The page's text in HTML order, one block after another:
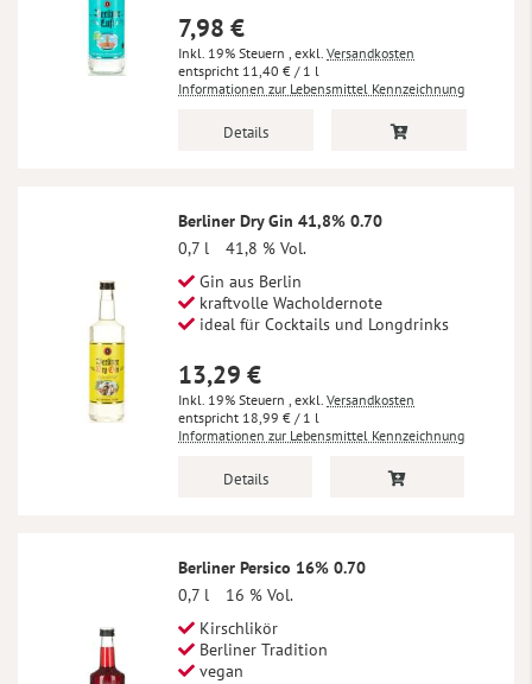
7,98 €
Inkl. 19% Steuern , exkl. Versandkosten
11,40 € / 1 l
Informationen zur Lebensmittel Kennzeichnung
Details
Berliner Dry Gin 41,8% 0.70
0,7 l
41,8 % Vol.
Gin aus Berlin
kraftvolle Wacholdernote
ideal für Cocktails und Longdrinks
13,29 €
Inkl. 19% Steuern , exkl. Versandkosten
18,99 € / 1 l
Informationen zur Lebensmittel Kennzeichnung
Details
Berliner Persico 16% 0.70
0,7 l
16 % Vol.
Kirschlikör
Berliner Tradition
vegan